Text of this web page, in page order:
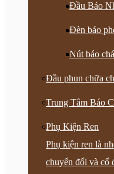
Đầu Báo
Đèn báo
Nút báo
Đầu phun chữa
Trung Tâm Báo
Phụ Kiện Ren
Phụ kiện ren là
chuyển đổi và cố